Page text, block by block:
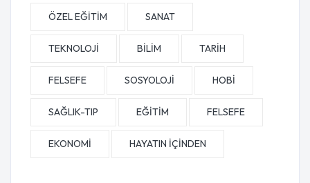
ÖZEL EĞİTİM SANAT
TEKNOLOJİ BİLİM TARİH
FELSEFE SOSYOLOJİ HOBİ
SAĞLIK-TIP EĞİTİM FELSEFE
EKONOMİ HAYATIN İÇİNDEN